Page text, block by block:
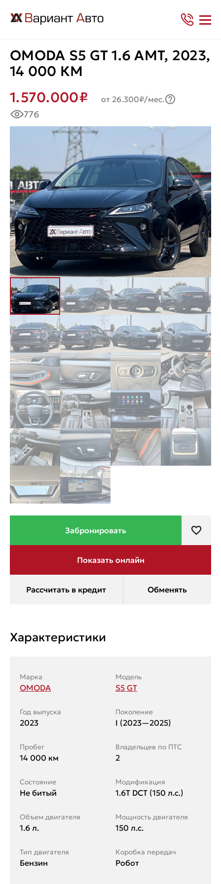
OMODA S5 GT 1.6 AMT, 2023,
14 000 КМ
1.570.000₽
от 26.300₽/мес.
776
Характеристики
Марка
OMODA
Модель
S5 GT
Год выпуска
2023
Поколение
I (2023—2025)
Пробег
14 000 км
Владельцев по ПТС
2
Состояние
Не битый
Модификация
1.6T DCT (150 л.с.)
Объем двигателя
1.6 л.
Мощность двигателя
150 л.с.
Тип двигателя
Бензин
Коробка передач
Робот